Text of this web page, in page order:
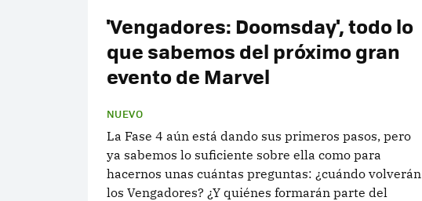
'Vengadores: Doomsday', todo lo
que sabemos del próximo gran
evento de Marvel
NUEVO
La Fase 4 aún está dando sus primeros pasos, pero
ya sabemos lo suficiente sobre ella como para
hacernos unas cuántas preguntas: ¿cuándo volverán
los Vengadores? ¿Y quiénes formarán parte del